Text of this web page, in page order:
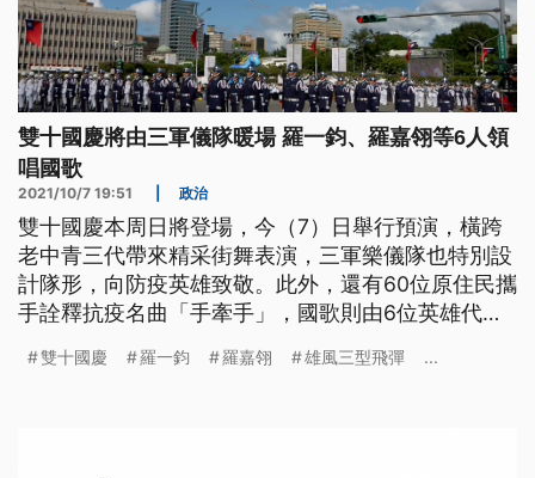
雙十國慶將由三軍儀隊暖場 羅一鈞、羅嘉翎等6人領
唱國歌
2021/10/7 19:51 政治
雙十國慶本周日將登場，今（7）日舉行預演，橫跨
老中青三代帶來精采街舞表演，三軍樂儀隊也特別設
計隊形，向防疫英雄致敬。此外，還有60位原住民攜
手詮釋抗疫名曲「手牽手」，國歌則由6位英雄代
雙十國慶 羅一鈞 羅嘉翎 雄風三型飛彈 ...